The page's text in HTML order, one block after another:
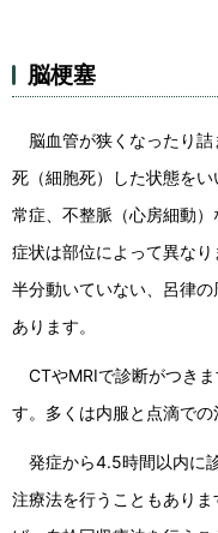
脳梗塞
脳血管が狭くなったり詰
死（細胞死）した状態を
常症、不整脈（心房細動）
症状は部位によって異な
半分動いていない、呂律
あります。
CTやMRIで診断がつき
す。多くは内服と点滴での
発症から4.5時間以内に
注療法を行うこともあり